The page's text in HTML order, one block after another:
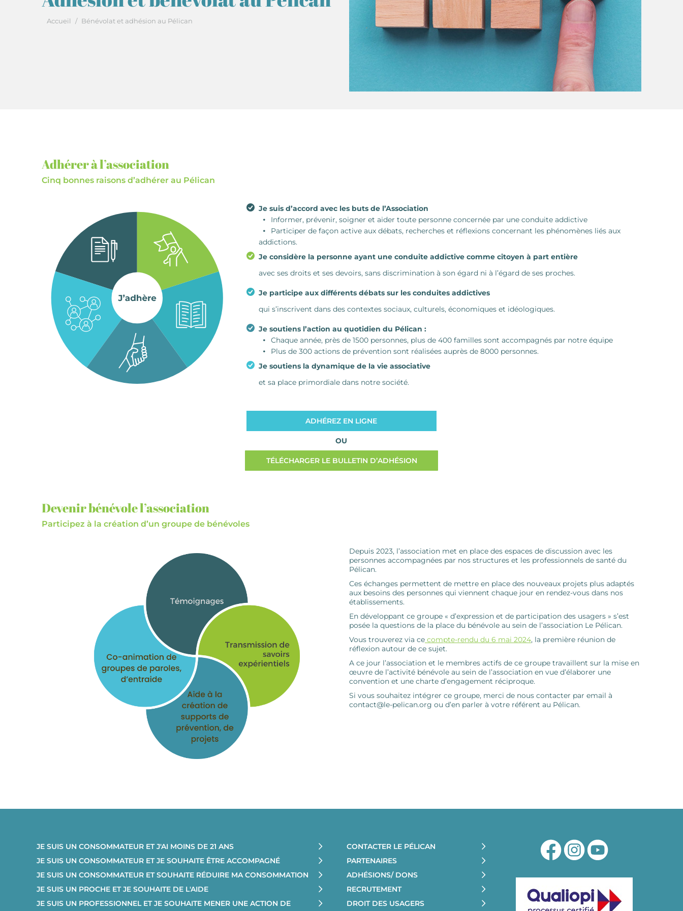
Vous êtes ici :
Accueil Bénévolat et adhésion au Pélican
Adhérer à l’association
Cinq bonnes raisons d’adhérer au Pélican
Je suis d’accord avec les buts de l’Association
Informer, prévenir, soigner et aider toute personne concernée par une conduite addictive
Participer de façon active aux débats, recherches et réflexions concernant les phénomènes liés aux
addictions.
Je considère la personne ayant une conduite addictive comme citoyen à part entière
avec ses droits et ses devoirs, sans discrimination à son égard ni à l’égard de ses proches.
Je participe aux différents débats sur les conduites addictives
qui s’inscrivent dans des contextes sociaux, culturels, économiques et idéologiques.
Je soutiens l’action au quotidien du Pélican :
Chaque année, près de 1500 personnes, plus de 400 familles sont accompagnés par notre équipe
Plus de 300 actions de prévention sont réalisées auprès de 8000 personnes.
Je soutiens la dynamique de la vie associative
et sa place primordiale dans notre société.
ADHÉREZ EN LIGNE
OU
TÉLÉCHARGER LE BULLETIN D’ADHÉSION
Devenir bénévole l’association
Participez à la création d’un groupe de bénévoles
Depuis 2023, l’association met en place des espaces de discussion avec les
personnes accompagnées par nos structures et les professionnels de santé du
Pélican.
Ces échanges permettent de mettre en place des nouveaux projets plus adaptés
aux besoins des personnes qui viennent chaque jour en rendez-vous dans nos
établissements.
En développant ce groupe « d’expression et de participation des usagers » s’est
posée la questions de la place du bénévole au sein de l’association Le Pélican.
Vous trouverez via ce compte-rendu du 6 mai 2024, la première réunion de
réflexion autour de ce sujet.
A ce jour l’association et le membres actifs de ce groupe travaillent sur la mise en
œuvre de l’activité bénévole au sein de l’association en vue d’élaborer une
convention et une charte d’engagement réciproque.
Si vous souhaitez intégrer ce groupe, merci de nous contacter par email à
contact@le-pelican.org ou d’en parler à votre référent au Pélican.
JE SUIS UN CONSOMMATEUR ET J'AI MOINS DE 21 ANS
JE SUIS UN CONSOMMATEUR ET JE SOUHAITE ÊTRE ACCOMPAGNÉ
JE SUIS UN CONSOMMATEUR ET SOUHAITE RÉDUIRE MA CONSOMMATION
JE SUIS UN PROCHE ET JE SOUHAITE DE L'AIDE
JE SUIS UN PROFESSIONNEL ET JE SOUHAITE MENER UNE ACTION DE
CONTACTER LE PÉLICAN
PARTENAIRES
ADHÉSIONS/ DONS
RECRUTEMENT
DROIT DES USAGERS